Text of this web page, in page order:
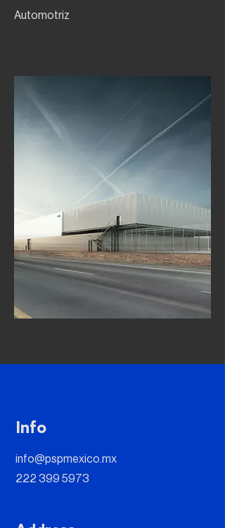
Automotriz
Info
info@pspmexico.mx
222 399 5973